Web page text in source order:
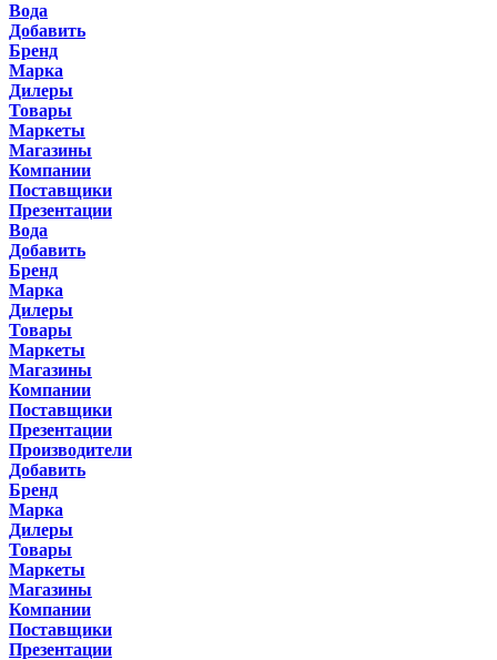
Вода
Добавить
Бренд
Марка
Дилеры
Товары
Маркеты
Магазины
Компании
Поставщики
Презентации
Вода
Добавить
Бренд
Марка
Дилеры
Товары
Маркеты
Магазины
Компании
Поставщики
Презентации
Производители
Добавить
Бренд
Марка
Дилеры
Товары
Маркеты
Магазины
Компании
Поставщики
Презентации